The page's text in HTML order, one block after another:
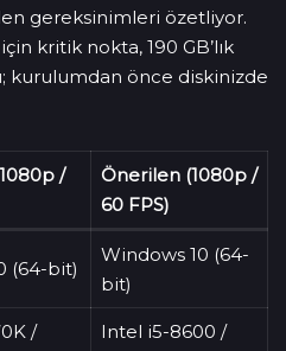
gereksinimleri özetliyor.
için kritik nokta, 190 GB’lık
kurulumdan önce diskinizde
/
Önerilen (1080p /
60 FPS)
(64-bit)
Windows 10 (64-
bit)
/
Intel i5-8600 /